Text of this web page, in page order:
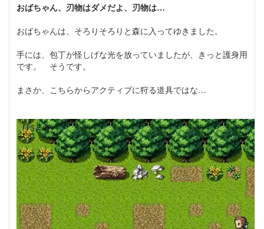
おばちゃん、刃物はダメだよ、刃物は…
おばちゃんは、そろりそろりと森に入ってゆきました。
手には、包丁が怪しげな光を放っていましたが、きっと護身用
です。 そうです。
まさか、こちらからアクティブに狩る道具ではな…